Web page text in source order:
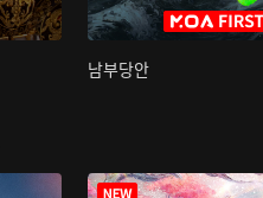
남부당안